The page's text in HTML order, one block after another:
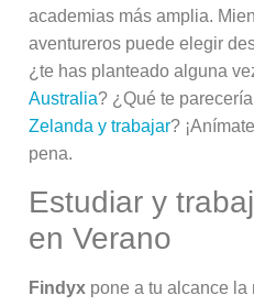
academias más amplia.
aventureros puede elegir
¿te has planteado alguna
Australia? ¿Qué te
Zelanda y trabajar?
pena.
Estudiar y
en Verano
Findyx pone a tu alcance la